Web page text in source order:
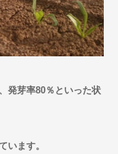
発芽率80％といった状
います。